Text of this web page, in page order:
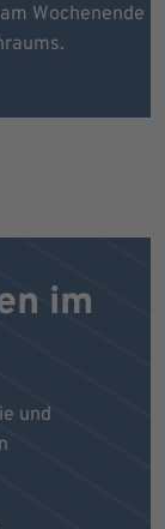
Wochenende
im
und